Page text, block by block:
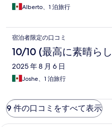
Alberto、1 泊旅行
宿泊者限定の口コミ
10/10 (最高に素晴ら
2025 年 8 月 6 日
Joshe、1 泊旅行
9 件の口コミをすべて表示